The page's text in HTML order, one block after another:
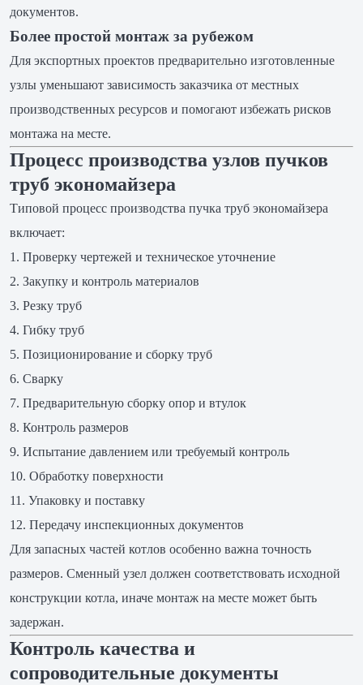
документов.
Более простой монтаж за рубежом
Для экспортных проектов предварительно изготовленные
узлы уменьшают зависимость заказчика от местных
производственных ресурсов и помогают избежать рисков
монтажа на месте.
Процесс производства узлов пучков
труб экономайзера
Типовой процесс производства пучка труб экономайзера
включает:
Проверку чертежей и техническое уточнение
Закупку и контроль материалов
Резку труб
Гибку труб
Позиционирование и сборку труб
Сварку
Предварительную сборку опор и втулок
Контроль размеров
Испытание давлением или требуемый контроль
Обработку поверхности
Упаковку и поставку
Передачу инспекционных документов
Для запасных частей котлов особенно важна точность
размеров. Сменный узел должен соответствовать исходной
конструкции котла, иначе монтаж на месте может быть
задержан.
Контроль качества и
сопроводительные документы